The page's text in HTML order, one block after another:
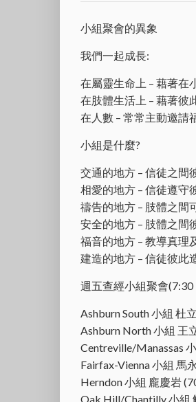
小組聚會的異象
我們一起成長:
在屬靈生命上 – 藉著
在肢體生活上 – 藉著彼
在人數 – 常常主動邀請
小組是什麼?
交通的地方 – 信徒之間
相愛的地方 – 信徒遵守
禱告的地方 – 肢體之間
安全的地方 – 肢體之間
福音的地方 – 教導真理
建造的地方 – 信徒彼此
週五查經小組聚會(7:30
Ashburn South 小組 杜
Ashburn North 小組 王
Centreville/Manassas
Fairfax-Vienna 小組 馬
Herndon 小組 龐慶岩
Oak Hill/Chantilly 小組